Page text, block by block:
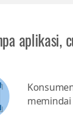
aplikasi,
memindai